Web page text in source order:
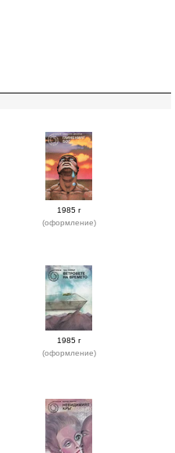
1985 г
(оформление)
1985 г
(оформление)